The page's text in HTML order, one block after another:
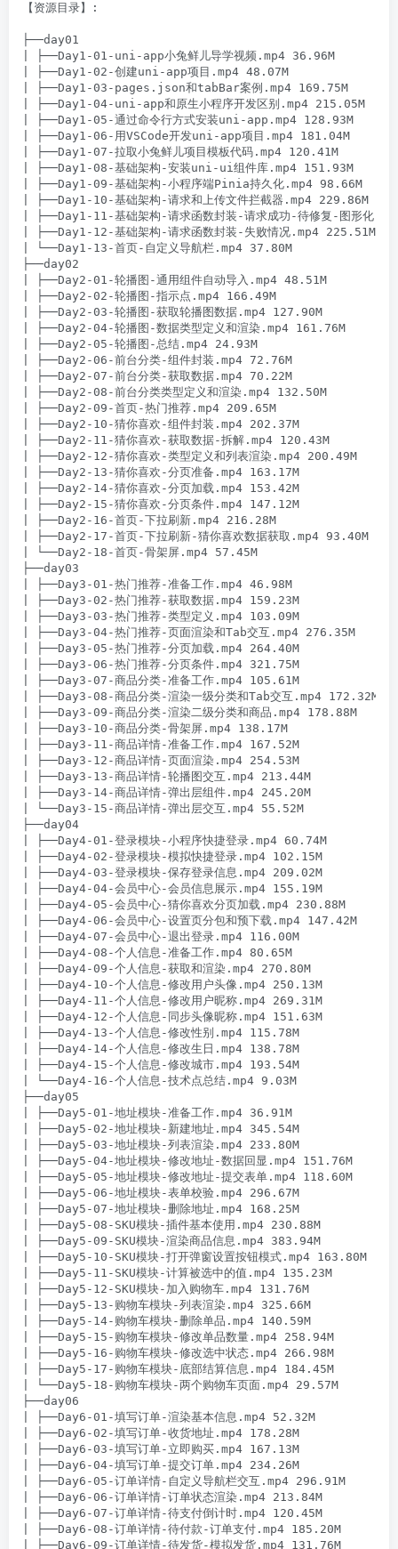
【资源目录】:
├──day01
| ├──Day1-01-uni-app小兔鲜儿导学视频.mp4 36.96M
| ├──Day1-02-创建uni-app项目.mp4 48.07M
| ├──Day1-03-pages.json和tabBar案例.mp4 169.75M
| ├──Day1-04-uni-app和原生小程序开发区别.mp4 215.05M
| ├──Day1-05-通过命令行方式安装uni-app.mp4 128.93M
| ├──Day1-06-用VSCode开发uni-app项目.mp4 181.04M
| ├──Day1-07-拉取小兔鲜儿项目模板代码.mp4 120.41M
| ├──Day1-08-基础架构-安装uni-ui组件库.mp4 151.93M
| ├──Day1-09-基础架构-小程序端Pinia持久化.mp4 98.66M
| ├──Day1-10-基础架构-请求和上传文件拦截器.mp4 229.86M
| ├──Day1-11-基础架构-请求函数封装-请求成功-待修复-图形化
| ├──Day1-12-基础架构-请求函数封装-失败情况.mp4 225.51M
| └──Day1-13-首页-自定义导航栏.mp4 37.80M
├──day02
| ├──Day2-01-轮播图-通用组件自动导入.mp4 48.51M
| ├──Day2-02-轮播图-指示点.mp4 166.49M
| ├──Day2-03-轮播图-获取轮播图数据.mp4 127.90M
| ├──Day2-04-轮播图-数据类型定义和渲染.mp4 161.76M
| ├──Day2-05-轮播图-总结.mp4 24.93M
| ├──Day2-06-前台分类-组件封装.mp4 72.76M
| ├──Day2-07-前台分类-获取数据.mp4 70.22M
| ├──Day2-08-前台分类类型定义和渲染.mp4 132.50M
| ├──Day2-09-首页-热门推荐.mp4 209.65M
| ├──Day2-10-猜你喜欢-组件封装.mp4 202.37M
| ├──Day2-11-猜你喜欢-获取数据-拆解.mp4 120.43M
| ├──Day2-12-猜你喜欢-类型定义和列表渲染.mp4 200.49M
| ├──Day2-13-猜你喜欢-分页准备.mp4 163.17M
| ├──Day2-14-猜你喜欢-分页加载.mp4 153.42M
| ├──Day2-15-猜你喜欢-分页条件.mp4 147.12M
| ├──Day2-16-首页-下拉刷新.mp4 216.28M
| ├──Day2-17-首页-下拉刷新-猜你喜欢数据获取.mp4 93.40M
| └──Day2-18-首页-骨架屏.mp4 57.45M
├──day03
| ├──Day3-01-热门推荐-准备工作.mp4 46.98M
| ├──Day3-02-热门推荐-获取数据.mp4 159.23M
| ├──Day3-03-热门推荐-类型定义.mp4 103.09M
| ├──Day3-04-热门推荐-页面渲染和Tab交互.mp4 276.35M
| ├──Day3-05-热门推荐-分页加载.mp4 264.40M
| ├──Day3-06-热门推荐-分页条件.mp4 321.75M
| ├──Day3-07-商品分类-准备工作.mp4 105.61M
| ├──Day3-08-商品分类-渲染一级分类和Tab交互.mp4 172.32M
| ├──Day3-09-商品分类-渲染二级分类和商品.mp4 178.88M
| ├──Day3-10-商品分类-骨架屏.mp4 138.17M
| ├──Day3-11-商品详情-准备工作.mp4 167.52M
| ├──Day3-12-商品详情-页面渲染.mp4 254.53M
| ├──Day3-13-商品详情-轮播图交互.mp4 213.44M
| ├──Day3-14-商品详情-弹出层组件.mp4 245.20M
| └──Day3-15-商品详情-弹出层交互.mp4 55.52M
├──day04
| ├──Day4-01-登录模块-小程序快捷登录.mp4 60.74M
| ├──Day4-02-登录模块-模拟快捷登录.mp4 102.15M
| ├──Day4-03-登录模块-保存登录信息.mp4 209.02M
| ├──Day4-04-会员中心-会员信息展示.mp4 155.19M
| ├──Day4-05-会员中心-猜你喜欢分页加载.mp4 230.88M
| ├──Day4-06-会员中心-设置页分包和预下载.mp4 147.42M
| ├──Day4-07-会员中心-退出登录.mp4 116.00M
| ├──Day4-08-个人信息-准备工作.mp4 80.65M
| ├──Day4-09-个人信息-获取和渲染.mp4 270.80M
| ├──Day4-10-个人信息-修改用户头像.mp4 250.13M
| ├──Day4-11-个人信息-修改用户昵称.mp4 269.31M
| ├──Day4-12-个人信息-同步头像昵称.mp4 151.63M
| ├──Day4-13-个人信息-修改性别.mp4 115.78M
| ├──Day4-14-个人信息-修改生日.mp4 138.78M
| ├──Day4-15-个人信息-修改城市.mp4 193.54M
| └──Day4-16-个人信息-技术点总结.mp4 9.03M
├──day05
| ├──Day5-01-地址模块-准备工作.mp4 36.91M
| ├──Day5-02-地址模块-新建地址.mp4 345.54M
| ├──Day5-03-地址模块-列表渲染.mp4 233.80M
| ├──Day5-04-地址模块-修改地址-数据回显.mp4 151.76M
| ├──Day5-05-地址模块-修改地址-提交表单.mp4 118.60M
| ├──Day5-06-地址模块-表单校验.mp4 296.67M
| ├──Day5-07-地址模块-删除地址.mp4 168.25M
| ├──Day5-08-SKU模块-插件基本使用.mp4 230.88M
| ├──Day5-09-SKU模块-渲染商品信息.mp4 383.94M
| ├──Day5-10-SKU模块-打开弹窗设置按钮模式.mp4 163.80M
| ├──Day5-11-SKU模块-计算被选中的值.mp4 135.23M
| ├──Day5-12-SKU模块-加入购物车.mp4 131.76M
| ├──Day5-13-购物车模块-列表渲染.mp4 325.66M
| ├──Day5-14-购物车模块-删除单品.mp4 140.59M
| ├──Day5-15-购物车模块-修改单品数量.mp4 258.94M
| ├──Day5-16-购物车模块-修改选中状态.mp4 266.98M
| ├──Day5-17-购物车模块-底部结算信息.mp4 184.45M
| └──Day5-18-购物车模块-两个购物车页面.mp4 29.57M
├──day06
| ├──Day6-01-填写订单-渲染基本信息.mp4 52.32M
| ├──Day6-02-填写订单-收货地址.mp4 178.28M
| ├──Day6-03-填写订单-立即购买.mp4 167.13M
| ├──Day6-04-填写订单-提交订单.mp4 234.26M
| ├──Day6-05-订单详情-自定义导航栏交互.mp4 296.91M
| ├──Day6-06-订单详情-订单状态渲染.mp4 213.84M
| ├──Day6-07-订单详情-待支付倒计时.mp4 120.45M
| ├──Day6-08-订单详情-待付款-订单支付.mp4 185.20M
| ├──Day6-09-订单详情-待发货-模拟发货.mp4 131.76M